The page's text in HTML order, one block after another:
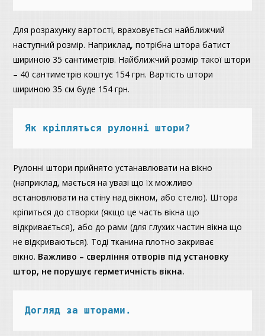
Для розрахунку вартості, враховується найближчий
наступний розмір. Наприклад, потрібна штора батист
шириною 35 сантиметрів. Найближчий розмір такої штори
– 40 сантиметрів коштує 154 грн. Вартість штори
шириною 35 см буде 154 грн.
Як кріпляться рулонні штори?
Рулонні штори прийнято устанавлювати на вікно
(наприклад, мається на увазі що їх можливо
встановлювати на стіну над вікном, або стелю). Штора
кріпиться до створки (якщо це часть вікна що
відкривається), або до рами (для глухих частин вікна що
не відкриваються). Тоді тканина плотно закриває
вікно. Важливо – сверління отворів під установку
штор, не порушує герметичність вікна.
Догляд за шторами.